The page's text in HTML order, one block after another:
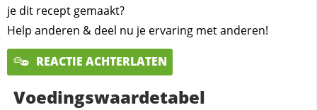
je dit recept gemaakt?
Help anderen & deel nu je ervaring met anderen!
REACTIE ACHTERLATEN
Voedingswaardetabel